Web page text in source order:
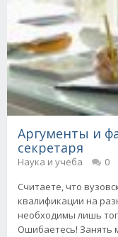
Аргументы и
секретаря
Наука и учеба
0
Считаете, что
квалификации на
необходимы лишь
Ошибаетесь! Занять